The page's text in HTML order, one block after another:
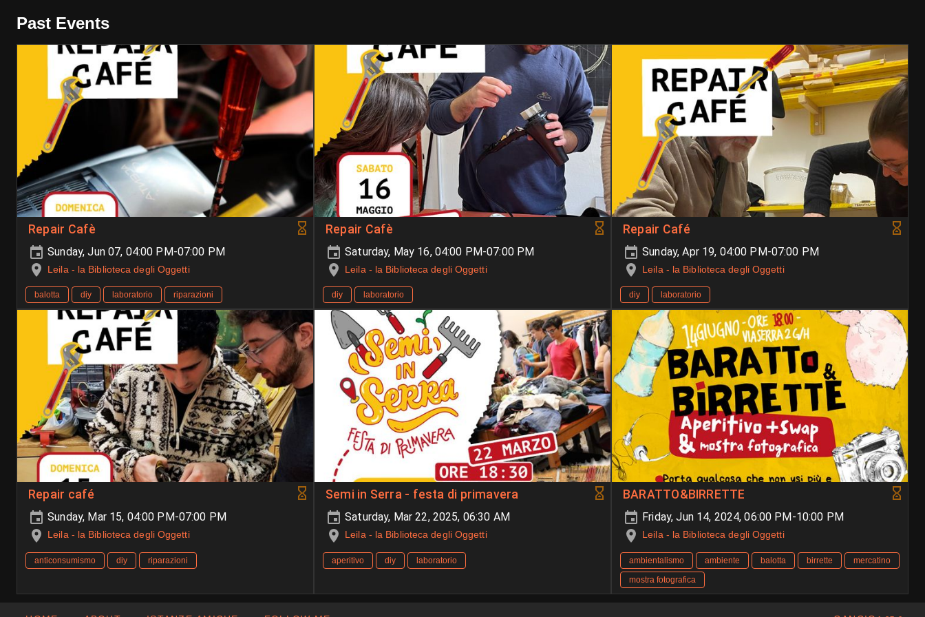
Past Events
Repair Cafè
Sunday, Jun 07, 04:00 PM-07:00 PM
Leila - la Biblioteca degli Oggetti
balotta diy laboratorio riparazioni
Repair Cafè
Saturday, May 16, 04:00 PM-07:00 PM
Leila - la Biblioteca degli Oggetti
diy laboratorio
Repair Café
Sunday, Apr 19, 04:00 PM-07:00 PM
Leila - la Biblioteca degli Oggetti
diy laboratorio
Repair café
Sunday, Mar 15, 04:00 PM-07:00 PM
Leila - la Biblioteca degli Oggetti
anticonsumismo diy riparazioni
Semi in Serra - festa di primavera
Saturday, Mar 22, 2025, 06:30 AM
Leila - la Biblioteca degli Oggetti
aperitivo diy laboratorio
BARATTO&BIRRETTE
Friday, Jun 14, 2024, 06:00 PM-10:00 PM
Leila - la Biblioteca degli Oggetti
ambientalismo ambiente balotta birrette
mercatino
mostra fotografica